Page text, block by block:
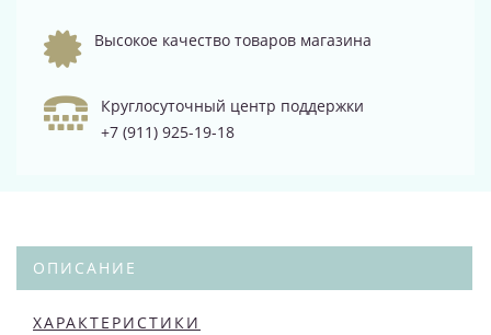
Высокое качество товаров магазина
Круглосуточный центр поддержки
+7 (911) 925-19-18
ОПИСАНИЕ
ХАРАКТЕРИСТИКИ